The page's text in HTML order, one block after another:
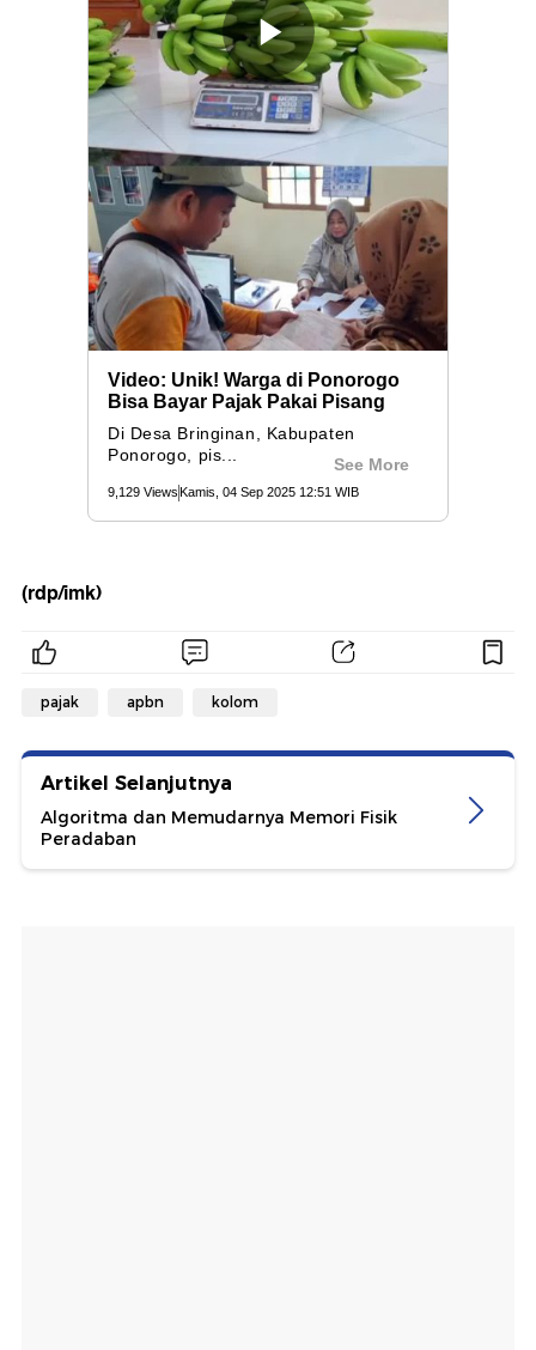
(rdp/imk)
pajak apbn kolom
Artikel Selanjutnya
Algoritma dan Memudarnya Memori Fisik
Peradaban